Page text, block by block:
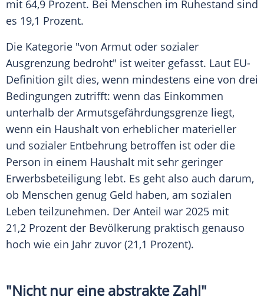
mit 64,9 Prozent. Bei Menschen im Ruhestand sind
es 19,1 Prozent.
Die Kategorie "von Armut oder sozialer
Ausgrenzung bedroht" ist weiter gefasst. Laut EU-
Definition gilt dies, wenn mindestens eine von drei
Bedingungen zutrifft: wenn das Einkommen
unterhalb der Armutsgefährdungsgrenze liegt,
wenn ein Haushalt von erheblicher materieller
und sozialer Entbehrung betroffen ist oder die
Person in einem Haushalt mit sehr geringer
Erwerbsbeteiligung lebt. Es geht also auch darum,
ob Menschen genug Geld haben, am sozialen
Leben teilzunehmen. Der Anteil war 2025 mit
21,2 Prozent der Bevölkerung praktisch genauso
hoch wie ein Jahr zuvor (21,1 Prozent).
"Nicht nur eine abstrakte Zahl"